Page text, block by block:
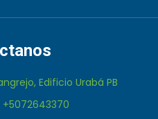
Edificio Urabá PB
+5072643370